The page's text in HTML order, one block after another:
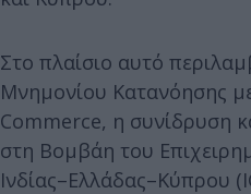
Στο πλαίσιο αυτό
Μνημονίου Κατανόησης
Commerce, η συνίδρυση
στη Βομβάη του
Ινδίας–Ελλάδας–Κύπρου